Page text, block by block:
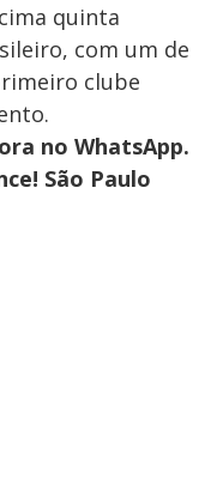
quinta
com um de
clube
no WhatsApp.
São Paulo